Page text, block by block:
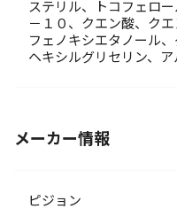
ステリル、トコフェロ
－１０、クエン酸、ク
フェノキシエタノール
ヘキシルグリセリン、
メーカー情報
ピジョン